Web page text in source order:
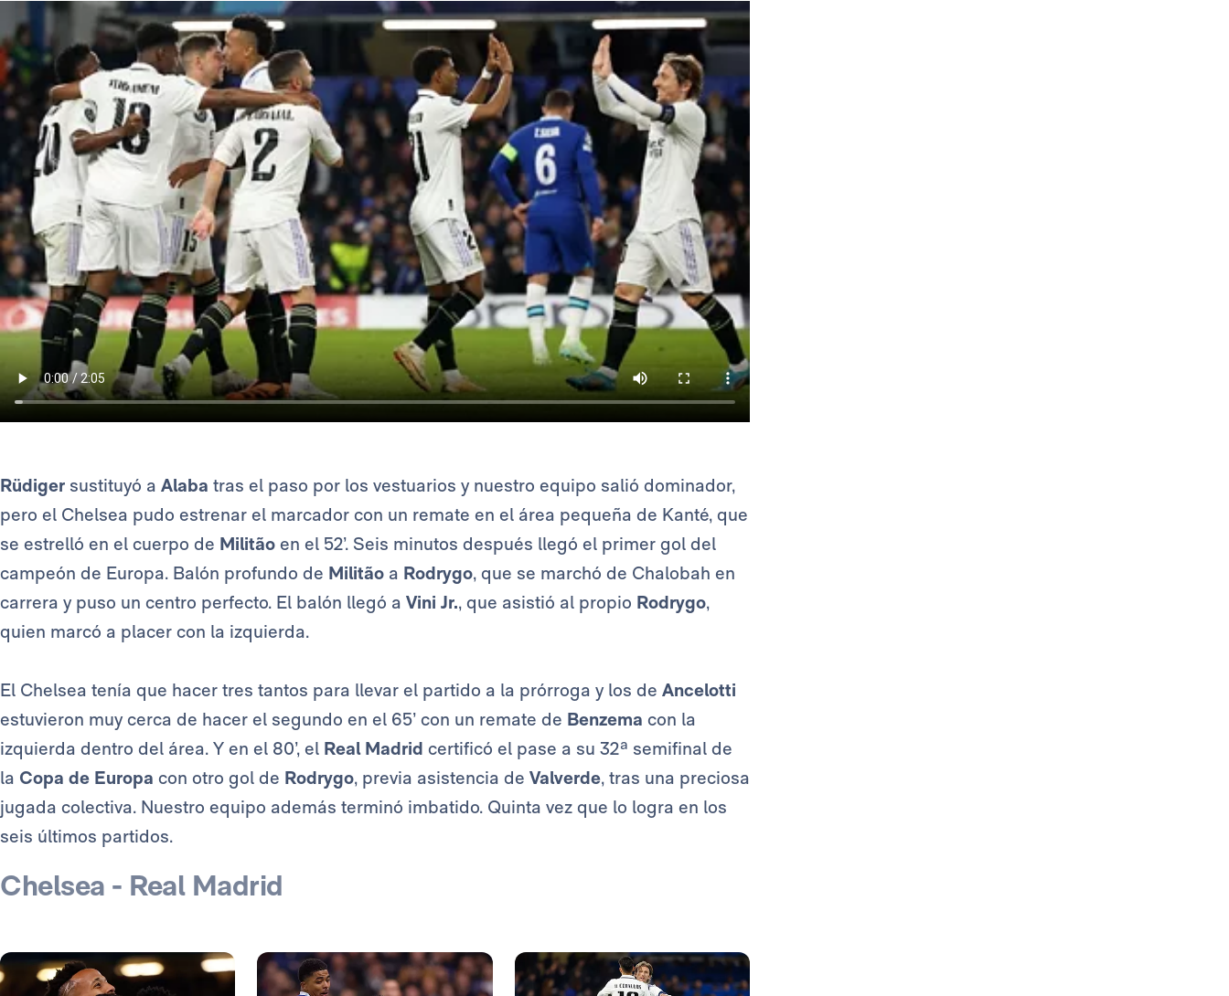
Rüdiger sustituyó a Alaba tras el paso por los vestuarios y nuestro equipo salió dominador,
pero el Chelsea pudo estrenar el marcador con un remate en el área pequeña de Kanté, que
se estrelló en el cuerpo de Militão en el 52’. Seis minutos después llegó el primer gol del
campeón de Europa. Balón profundo de Militão a Rodrygo, que se marchó de Chalobah en
carrera y puso un centro perfecto. El balón llegó a Vini Jr., que asistió al propio Rodrygo,
quien marcó a placer con la izquierda.
El Chelsea tenía que hacer tres tantos para llevar el partido a la prórroga y los de Ancelotti
estuvieron muy cerca de hacer el segundo en el 65’ con un remate de Benzema con la
izquierda dentro del área. Y en el 80’, el Real Madrid certificó el pase a su 32ª semifinal de
la Copa de Europa con otro gol de Rodrygo, previa asistencia de Valverde, tras una preciosa
jugada colectiva. Nuestro equipo además terminó imbatido. Quinta vez que lo logra en los
seis últimos partidos.
Chelsea - Real Madrid